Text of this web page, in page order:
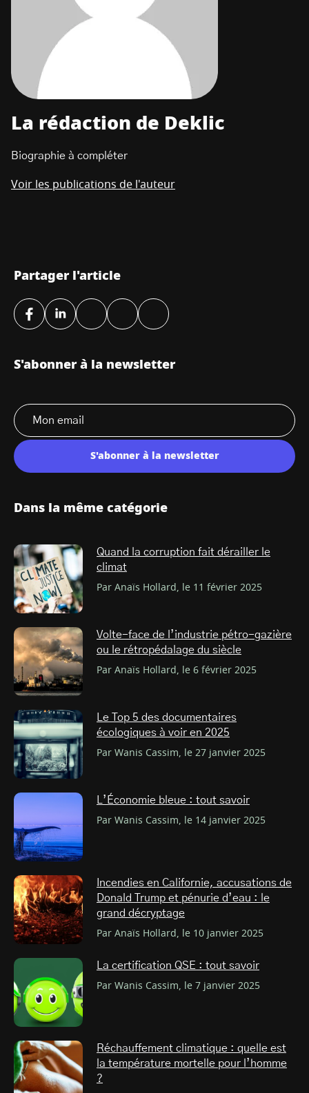
La rédaction de Deklic
Biographie à compléter
Voir les publications de l'auteur
Partager l'article
S'abonner à la newsletter
S'abonner à la newsletter
Dans la même catégorie
Quand la corruption fait dérailler le
climat
Par Anaïs Hollard, le 11 février 2025
Volte-face de l’industrie pétro-gazière
ou le rétropédalage du siècle
Par Anaïs Hollard, le 6 février 2025
Le Top 5 des documentaires
écologiques à voir en 2025
Par Wanis Cassim, le 27 janvier 2025
L’Économie bleue : tout savoir
Par Wanis Cassim, le 14 janvier 2025
Incendies en Californie, accusations de
Donald Trump et pénurie d’eau : le
grand décryptage
Par Anaïs Hollard, le 10 janvier 2025
La certification QSE : tout savoir
Par Wanis Cassim, le 7 janvier 2025
Réchauffement climatique : quelle est
la température mortelle pour l’homme
?